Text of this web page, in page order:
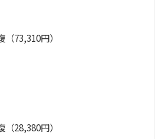
73,310円）
28,380円）